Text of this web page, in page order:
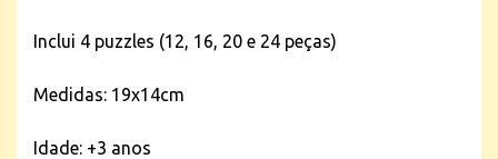
Inclui 4 puzzles (12, 16, 20 e 24 peças)
Medidas: 19x14cm
Idade: +3 anos